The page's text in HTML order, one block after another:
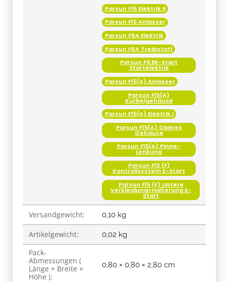
Parsun F15 Elektrik II
Parsun F15 Anlasser
Parsun F6A Elektrik
Parsun F6A Treibstoff
Parsun F9.8E-Start
Startelektrik
Parsun F15(A) Anlasser
Parsun F15(A)
Kurbelgehäuse
Parsun F15(A) Elektrik I
Parsun F15(A) Oberes
Gehäuse
Parsun F15(A) Pinne-
Lenkung
Parsun F15 (F)
Kontrollsystem E-Start
Parsun F15 (F) Untere
Verkleidung+Halterung E-
Start
Versandgewicht: 0,10 kg
Artikelgewicht: 0,02 kg
Pack-
Abmessungen (
Länge × Breite ×
Höhe ):
0,80 × 0,80 × 2,80 cm